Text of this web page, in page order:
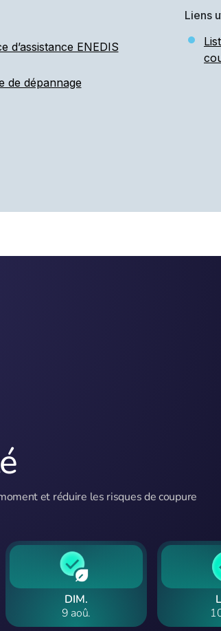
d’assistance ENEDIS
de dépannage
Liens